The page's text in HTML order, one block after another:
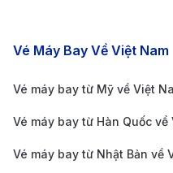
thống cửa hàng miễn
wifi miễn phí cùng các
khách có thể di chuyển
điện ngầm, xe buýt
Các chặng bay nổi bật
Vé Máy Bay Về Việt Nam
Vé máy bay từ Mỹ về Việt
Vé máy bay từ Hàn Quốc về
Vé máy bay từ Nhật Bản về